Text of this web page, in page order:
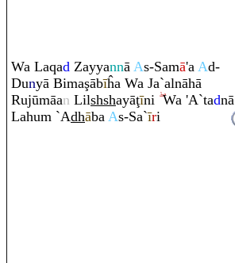
Wa Laqad Zayyannā As-Samā'a Ad-
Dunyā Bimaşābīĥa Wa Ja`alnāhā
Rujūmāan Lilshshayāţīni Wa 'A`tadnā
Lahum `Adhāba As-Sa`īri